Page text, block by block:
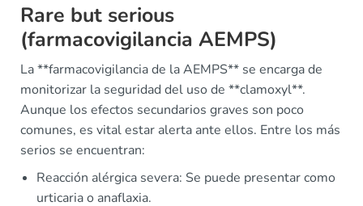
Rare but serious
(farmacovigilancia AEMPS)
La **farmacovigilancia de la AEMPS** se encarga de
monitorizar la seguridad del uso de **clamoxyl**.
Aunque los efectos secundarios graves son poco
comunes, es vital estar alerta ante ellos. Entre los más
serios se encuentran:
Reacción alérgica severa: Se puede presentar como
urticaria o anaflaxia.